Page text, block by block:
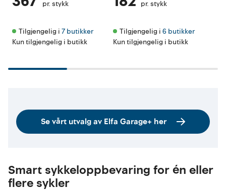
pr. stykk
Tilgjengelig i 7 butikker
Kun tilgjengelig i butikk
pr. stykk
Tilgjengelig i 6 butikker
Kun tilgjengelig i butikk
Se vårt utvalg av Elfa Garage+ her
Smart sykkeloppbevaring for én eller
flere sykler